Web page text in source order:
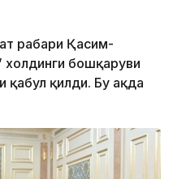
раҳбари Қасим-
бошқаруви
қилди. Бу ҳақда